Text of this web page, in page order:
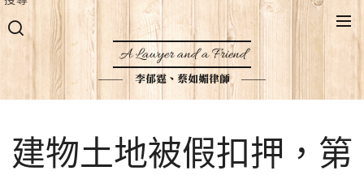
A Lawyer and a Friend
李郁霆、蔡如媚律師
建物土地被假扣押，第